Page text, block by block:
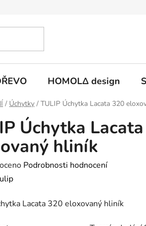
HOMOLΔ design
/ Úchytky / TULIP Úchytka Lacata 320
Úchytka
hliník
Podrobnosti hodnocení
Lacata 320 eloxovaný hliník